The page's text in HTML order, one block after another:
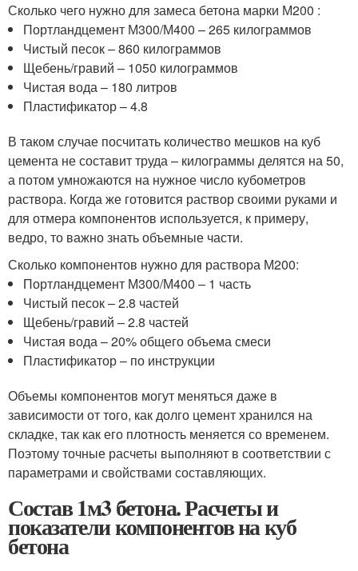
Сколько чего нужно для замеса бетона марки М200 :
Портландцемент М300/М400 – 265 килограммов
Чистый песок – 860 килограммов
Щебень/гравий – 1050 килограммов
Чистая вода – 180 литров
Пластификатор – 4.8
В таком случае посчитать количество мешков на куб
цемента не составит труда – килограммы делятся на 50,
а потом умножаются на нужное число кубометров
раствора. Когда же готовится раствор своими руками и
для отмера компонентов используется, к примеру,
ведро, то важно знать объемные части.
Сколько компонентов нужно для раствора М200:
Портландцемент М300/М400 – 1 часть
Чистый песок – 2.8 частей
Щебень/гравий – 2.8 частей
Чистая вода – 20% общего объема смеси
Пластификатор – по инструкции
Объемы компонентов могут меняться даже в
зависимости от того, как долго цемент хранился на
складке, так как его плотность меняется со временем.
Поэтому точные расчеты выполняют в соответствии с
параметрами и свойствами составляющих.
Состав 1м3 бетона. Расчеты и
показатели компонентов на куб
бетона